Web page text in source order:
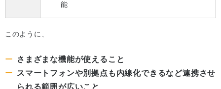
能
このように、
さまざまな機能が使えること
スマートフォンや別拠点も内線化できるなど連携させ
られる範囲が広いこと